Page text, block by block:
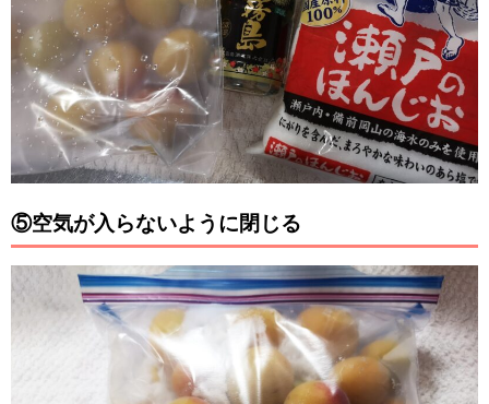
⑤空気が入らないように閉じる